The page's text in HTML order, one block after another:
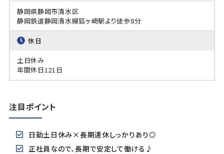
静岡県静岡市清水区
静岡鉄道静岡清水線狐ヶ崎駅より徒歩8分
休日
土日休み
年間休日121日
注目ポイント
日勤土日休み×長期連休しっかりあり◎
正社員なので、長期で安定して働ける♪